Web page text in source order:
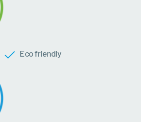
Eco friendly